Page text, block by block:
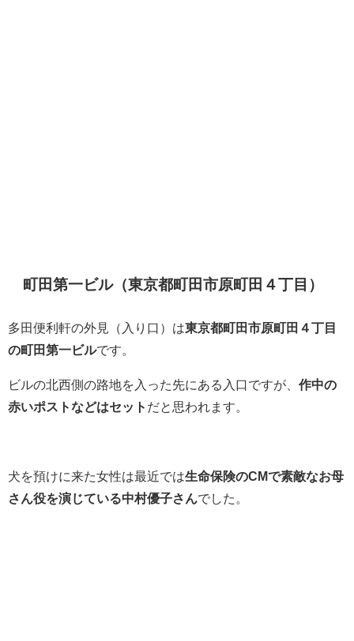
町田第一ビル（東京都町田市原町田４丁目）
多田便利軒の外見（入り口）は東京都町田市原町田４丁目
の町田第一ビルです。
ビルの北西側の路地を入った先にある入口ですが、 作中の
赤いポストなどはセット だと思われます。
犬を預けに来た女性は最近では生命保険のCMで素敵なお母
さん役を演じている中村優子さんでした。